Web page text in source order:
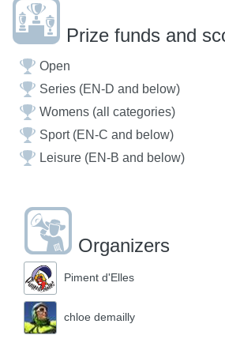
Prize funds and
Open
Series (EN-D and below)
Womens (all categories)
Sport (EN-C and below)
Leisure (EN-B and below)
Organizers
Piment d'Elles
chloe demailly